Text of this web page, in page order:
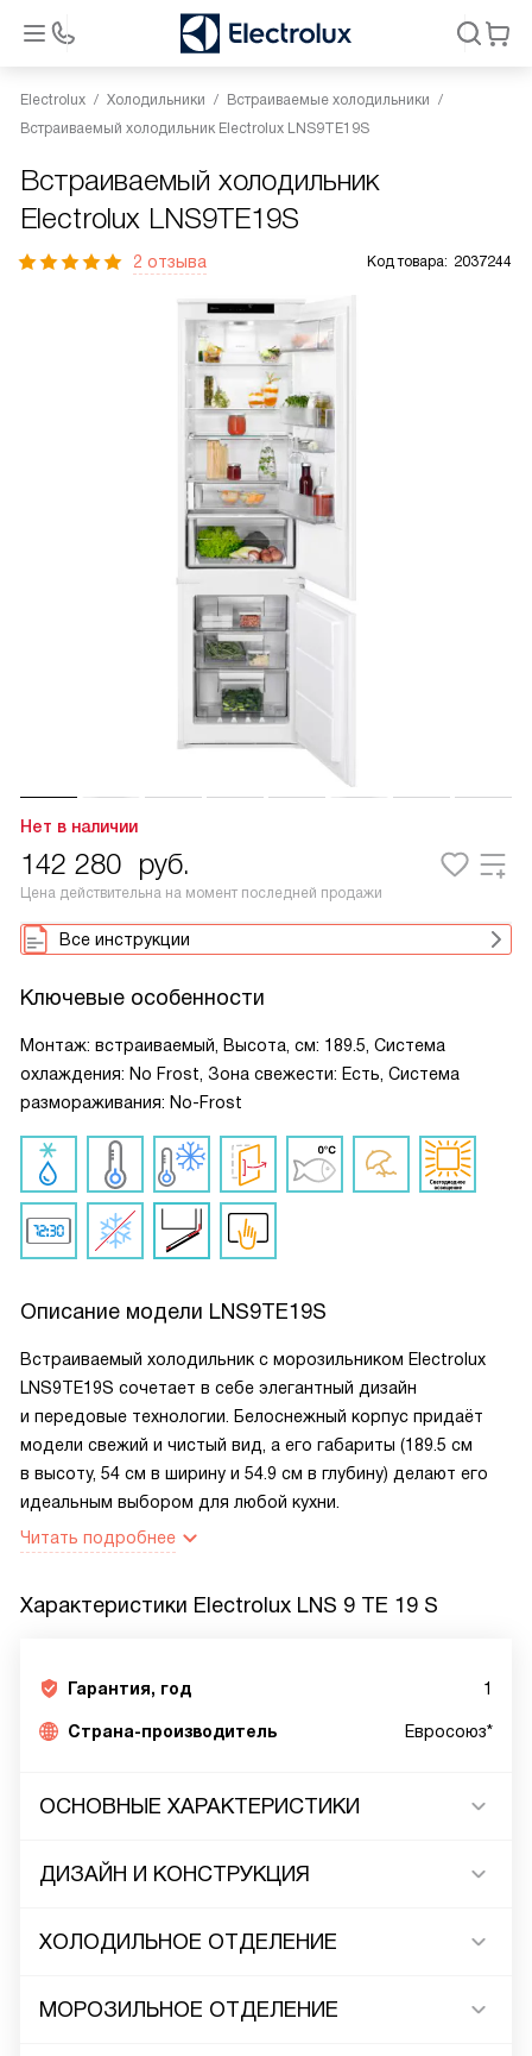
Electrolux Холодильники
Встраиваемые холодильники
Встраиваемый холодильник Electrolux LNS9TE19S
Встраиваемый холодильник
Electrolux LNS9TE19S
2 отзыва Код товара: 2037244
Нет в наличии
142 280 руб.
Цена действительна на момент последней продажи
Все инструкции
Ключевые особенности
Монтаж: встраиваемый, Высота, см: 189.5, Система
охлаждения: No Frost, Зона свежести: Есть, Система
размораживания: No-Frost
Описание модели LNS9TE19S
Встраиваемый холодильник с морозильником Electrolux
LNS9TE19S сочетает в себе элегантный дизайн
и передовые технологии. Белоснежный корпус придаёт
модели свежий и чистый вид, а его габариты (189.5 см
в высоту, 54 см в ширину и 54.9 см в глубину) делают его
идеальным выбором для любой кухни.
Читать подробнее
Характеристики Electrolux LNS 9 TE 19 S
Гарантия, год 1
Страна-производитель Евросоюз*
ОСНОВНЫЕ ХАРАКТЕРИСТИКИ
ДИЗАЙН И КОНСТРУКЦИЯ
ХОЛОДИЛЬНОЕ ОТДЕЛЕНИЕ
МОРОЗИЛЬНОЕ ОТДЕЛЕНИЕ